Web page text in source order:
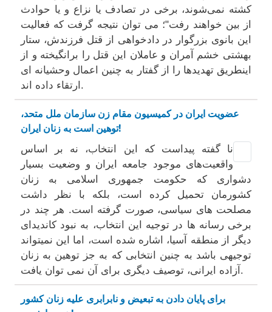
کشته نمی‌شوند، برخی در تصادف یا نزاع و یا حوادث
از بین خواهند رفت"؛ می‌ توان نتیجه گرفت که فعالیت
این بانوی بزرگوار در دادخواهی از قتل فرزندش، ستار
بهشتی خشم آمران و عاملان این قتل را برانگیخته و از
اینطریق تهدیدها را از گفتار به چنین اعمال وحشیانه ای
ارتقاء داده اند.
عضویت ایران در کمیسیون مقام زن سازمان ملل متحد،
توهین است به زنان ایران!
نا گفته پیداست که این انتخاب، نه بر اساس
واقعیت‌های موجود جامعه ایران و وضعیت بسیار
دشواری که حکومت جمهوری اسلامی به زنان
کشورمان تحمیل کرده است، بلکه با نظر داشت
مصلحت های سیاسی، صورت گرفته است. هر چند در
برخی رسانه ها در توجیه این انتخاب، به نبود کاندیدای
دیگر از منطقه آسیا، اشاره شده است، اما این نمیتواند
توجیهی باشد به چنین انتخابی که به جز توهین به زنان
آزاده ایرانی، توصیف دیگری برای آن نمی توان یافت.
برای پایان دادن به تبعیض و نابرابری علیه زنان کشور